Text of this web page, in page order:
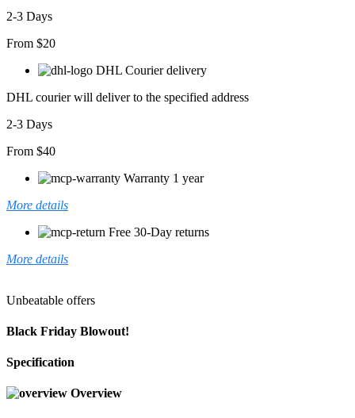
2-3 Days
From $20
DHL Courier delivery
DHL courier will deliver to the specified address
2-3 Days
From $40
Warranty 1 year
More details
Free 30-Day returns
More details
Unbeatable offers
Black Friday Blowout!
Specification
Overview